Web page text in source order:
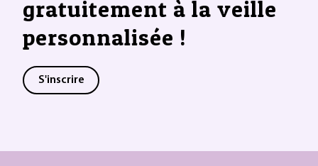
gratuitement à la veille
personnalisée !
S'inscrire